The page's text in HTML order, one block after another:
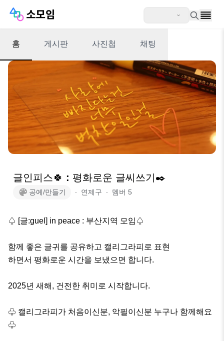
홈 게시판 사진첩 채팅
글인피스🍀 : 평화로운 글씨쓰기✒️
공예/만들기 ∙ 연제구 ∙ 멤버 5
♤ [글:guel] in peace : 부산지역 모임♤
함께 좋은 글귀를 공유하고 캘리그라피로 표현
하면서 평화로운 시간을 보냈으면 합니다.
2025년 새해, 건전한 취미로 시작합니다.
♧ 캘리그라피가 처음이신분, 악필이신분 누구나 함께해요
♧